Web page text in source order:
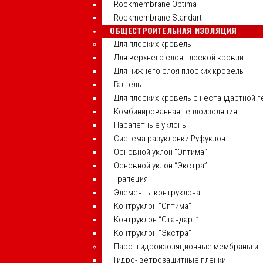
Rockmembrane Optima
Rockmembrane Standart
ОБЩЕСТРОИТЕЛЬНАЯ ИЗОЛЯЦИЯ
Для плоских кровель
Для верхнего слоя плоской кровли
Для нижнего слоя плоских кровель
Галтель
Для плоских кровель с нестандартной
Комбинированная теплоизоляция
Парапетные уклоны
Система разуклонки Руфуклон
Основной уклон “Оптима”
Основной уклон “Экстра”
Трапеция
Элементы контруклона
Контруклон “Оптима”
Контруклон “Стандарт”
Контруклон “Экстра”
Паро- гидроизоляционные мембраны и
Гидро- ветрозащитные пленки